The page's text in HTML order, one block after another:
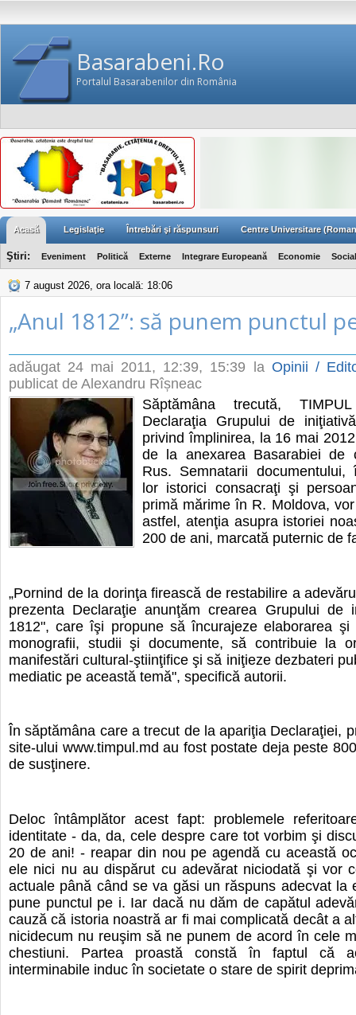
Basarabeni.Ro
Portalul Basarabenilor din România
Acasă Legislaţie Întrebări şi răspunsuri Centre Universitare
Ştiri: Eveniment Politică Externe Integrare Europeană Economie Social
7 august 2026, ora locală: 18:06
„Anul 1812”: să punem punctul
adăugat 24 mai 2011, 12:39, 15:39 la Opinii /
publicat de Alexandru Rîșneac
Săptămâna trecută,
Declaraţia Grupului de
privind împlinirea, la 16 mai
de la anexarea Basarabiei de
Rus. Semnatarii documentului,
lor istorici consacraţi şi
primă mărime în R. Moldova,
astfel, atenţia asupra istoriei
200 de ani, marcată puternic de
„Pornind de la dorinţa firească de restabilire a
prezenta Declaraţie anunţăm crearea Grupului de
1812", care îşi propune să încurajeze elaborarea şi
monografii, studii şi documente, să contribuie la
manifestări cultural-ştiinţifice şi să iniţieze dezbateri
mediatic pe această temă", specifică autorii.
În săptămâna care a trecut de la apariţia Declaraţiei,
site-ului www.timpul.md au fost postate deja peste
de susţinere.
Deloc întâmplător acest fapt: problemele
identitate - da, da, cele despre care tot vorbim şi
20 de ani! - reapar din nou pe agendă cu această
ele nici nu au dispărut cu adevărat niciodată şi vor
actuale până când se va găsi un răspuns adecvat la
pune punctul pe i. Iar dacă nu dăm de capătul
cauză că istoria noastră ar fi mai complicată decât a
nicidecum nu reuşim să ne punem de acord în cele
chestiuni. Partea proastă constă în faptul că
interminabile induc în societate o stare de spirit